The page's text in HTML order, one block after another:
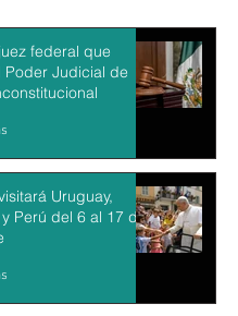
federal que
Poder Judicial de
Uruguay,
Perú del 6 al 17 de